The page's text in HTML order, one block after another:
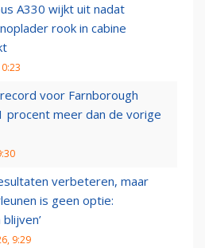
A330 wijkt uit nadat
rook in cabine
voor Farnborough
procent meer dan de vorige
verbeteren, maar
is geen optie:
blijven’
9:29